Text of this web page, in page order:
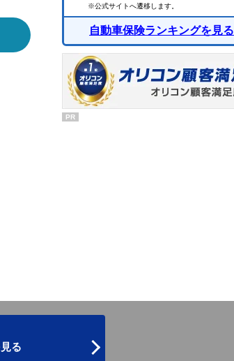
※公式サイトへ遷移します。
自動車保険ランキングを見る
PR
る